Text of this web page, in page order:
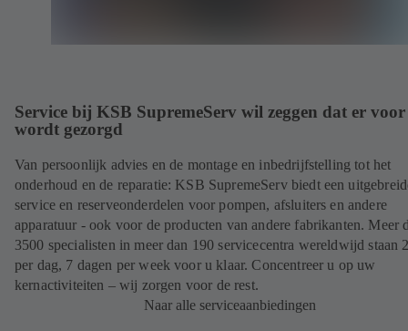
Service bij KSB SupremeServ wil zeggen dat er voor
wordt gezorgd
Van persoonlijk advies en de montage en inbedrijfstelling tot het
onderhoud en de reparatie: KSB SupremeServ biedt een
service en reserveonderdelen voor pompen, afsluiters en andere
apparatuur - ook voor de producten van andere fabrikanten. Meer
3500 specialisten in meer dan 190 servicecentra wereldwijd staan
per dag, 7 dagen per week voor u klaar. Concentreer u op uw
kernactiviteiten – wij zorgen voor de rest.
Naar alle serviceaanbiedingen